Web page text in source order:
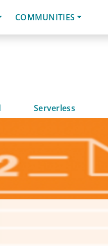
COMMUNITIES
Serverless